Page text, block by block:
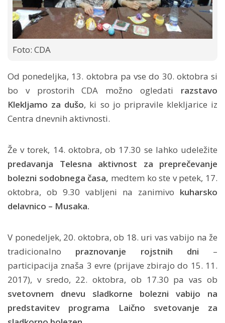
Foto: CDA
Od ponedeljka, 13. oktobra pa vse do 30. oktobra si
bo v prostorih CDA možno ogledati razstavo
Klekljamo za dušo, ki so jo pripravile klekljarice iz
Centra dnevnih aktivnosti.
Že v torek, 14. oktobra, ob 17.30 se lahko udeležite
predavanja Telesna aktivnost za preprečevanje
bolezni sodobnega časa, medtem ko ste v petek, 17.
oktobra, ob 9.30 vabljeni na zanimivo kuharsko
delavnico – Musaka.
V ponedeljek, 20. oktobra, ob 18. uri vas vabijo na že
tradicionalno praznovanje rojstnih dni –
participacija znaša 3 evre (prijave zbirajo do 15. 11.
2017), v sredo, 22. oktobra, ob 17.30 pa vas ob
svetovnem dnevu sladkorne bolezni vabijo na
predstavitev programa Laično svetovanje za